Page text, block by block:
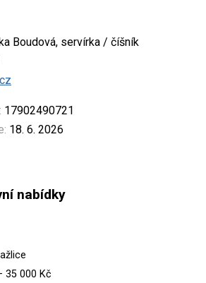
Boudová, servírka / číšník
17902490721
18. 6. 2026
nabídky
35 000 Kč